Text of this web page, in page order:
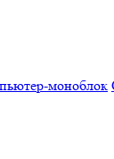
моноблок